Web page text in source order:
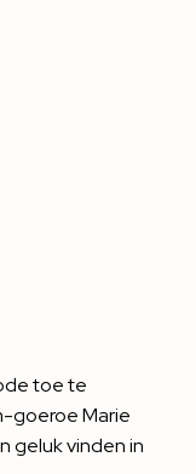
toe te
goeroe Marie
geluk vinden in